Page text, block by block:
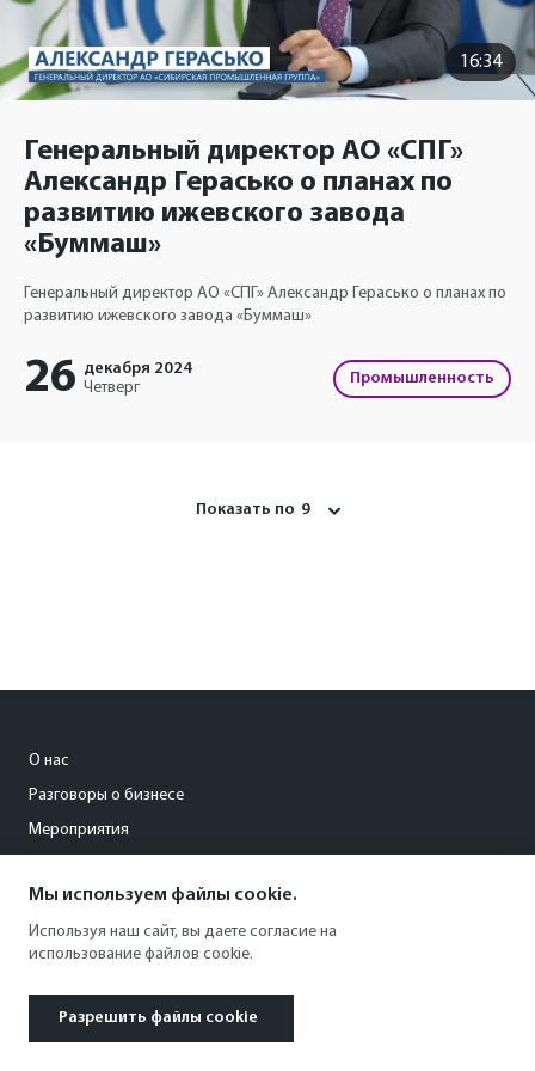
16:34
26 декабря 2024
Четверг
Промышленность
Генеральный директор АО «СПГ»
Александр Герасько о планах по
развитию ижевского завода
«Буммаш»
Генеральный директор АО «СПГ» Александр Герасько о планах по
развитию ижевского завода «Буммаш»
Показать по 9
О нас
Разговоры о бизнесе
Мероприятия
s.filatova@kommersant18.ru
+7 (3412) 945-075
Мы используем файлы cookie.
Используя наш сайт, вы даете согласие на
использование файлов cookie.
Разрешить файлы cookie